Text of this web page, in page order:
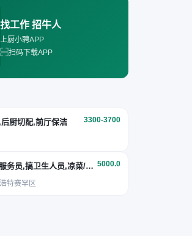
找工作 招牛人
上厨小聘APP
扫码下载APP
厨切配,前厅保洁 3300-3700
优秀服务员,普通服务员,搞卫生人员,凉菜/面点 5000.0
特赛罕区